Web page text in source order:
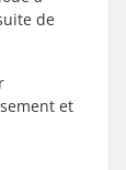
de
et